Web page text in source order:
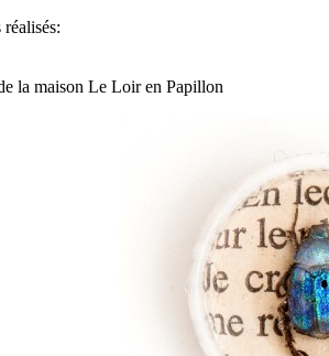
la maison Le Loir en Papillon